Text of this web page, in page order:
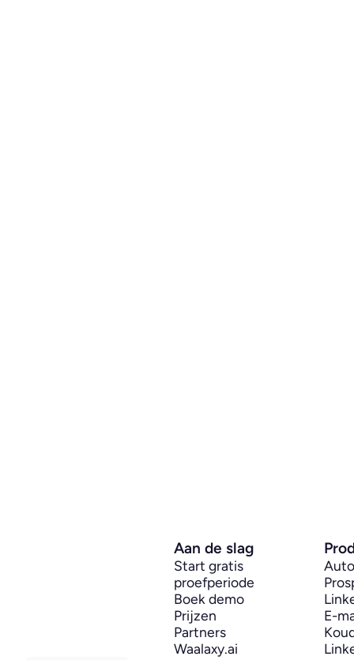
Aan de slag
Start gratis
proefperiode
Boek demo
Prijzen
Partners
Waalaxy.ai
E-